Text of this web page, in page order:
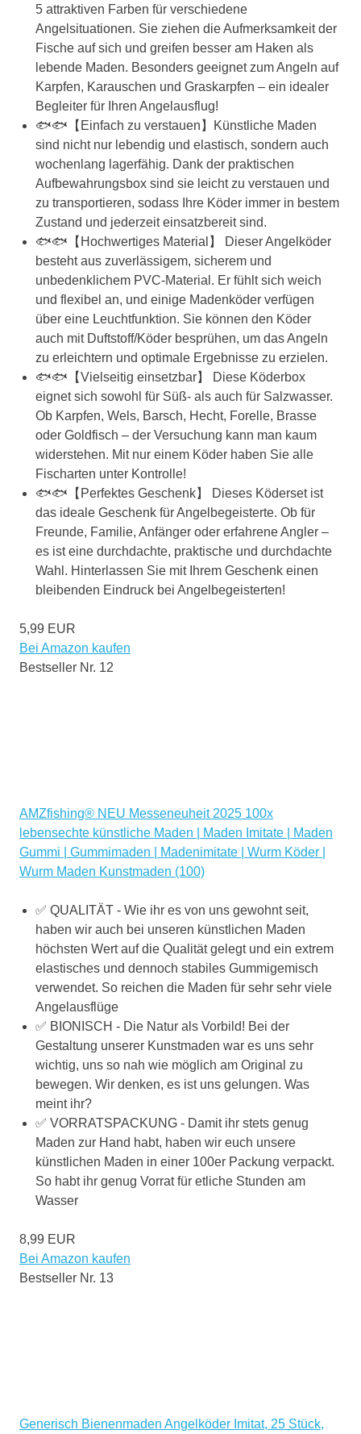
5 attraktiven Farben für verschiedene
Angelsituationen. Sie ziehen die Aufmerksamkeit der
Fische auf sich und greifen besser am Haken als
lebende Maden. Besonders geeignet zum Angeln auf
Karpfen, Karauschen und Graskarpfen – ein idealer
Begleiter für Ihren Angelausflug!
🐟🐟【Einfach zu verstauen】Künstliche Maden
sind nicht nur lebendig und elastisch, sondern auch
wochenlang lagerfähig. Dank der praktischen
Aufbewahrungsbox sind sie leicht zu verstauen und
zu transportieren, sodass Ihre Köder immer in bestem
Zustand und jederzeit einsatzbereit sind.
🐟🐟【Hochwertiges Material】 Dieser Angelköder
besteht aus zuverlässigem, sicherem und
unbedenklichem PVC-Material. Er fühlt sich weich
und flexibel an, und einige Madenköder verfügen
über eine Leuchtfunktion. Sie können den Köder
auch mit Duftstoff/Köder besprühen, um das Angeln
zu erleichtern und optimale Ergebnisse zu erzielen.
🐟🐟【Vielseitig einsetzbar】 Diese Köderbox
eignet sich sowohl für Süß- als auch für Salzwasser.
Ob Karpfen, Wels, Barsch, Hecht, Forelle, Brasse
oder Goldfisch – der Versuchung kann man kaum
widerstehen. Mit nur einem Köder haben Sie alle
Fischarten unter Kontrolle!
🐟🐟【Perfektes Geschenk】 Dieses Köderset ist
das ideale Geschenk für Angelbegeisterte. Ob für
Freunde, Familie, Anfänger oder erfahrene Angler –
es ist eine durchdachte, praktische und durchdachte
Wahl. Hinterlassen Sie mit Ihrem Geschenk einen
bleibenden Eindruck bei Angelbegeisterten!
5,99 EUR
Bei Amazon kaufen
Bestseller Nr. 12
AMZfishing® NEU Messeneuheit 2025 100x
lebensechte künstliche Maden | Maden Imitate | Maden
Gummi | Gummimaden | Madenimitate | Wurm Köder |
Wurm Maden Kunstmaden (100)
✅ QUALITÄT - Wie ihr es von uns gewohnt seit,
haben wir auch bei unseren künstlichen Maden
höchsten Wert auf die Qualität gelegt und ein extrem
elastisches und dennoch stabiles Gummigemisch
verwendet. So reichen die Maden für sehr sehr viele
Angelausflüge
✅ BIONISCH - Die Natur als Vorbild! Bei der
Gestaltung unserer Kunstmaden war es uns sehr
wichtig, uns so nah wie möglich am Original zu
bewegen. Wir denken, es ist uns gelungen. Was
meint ihr?
✅ VORRATSPACKUNG - Damit ihr stets genug
Maden zur Hand habt, haben wir euch unsere
künstlichen Maden in einer 100er Packung verpackt.
So habt ihr genug Vorrat für etliche Stunden am
Wasser
8,99 EUR
Bei Amazon kaufen
Bestseller Nr. 13
Generisch Bienenmaden Angelköder Imitat, 25 Stück,